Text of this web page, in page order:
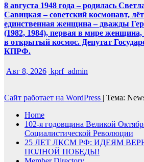
8 августа 1948 года – родилась
Савицкая – советский космонавт,
единственная женщина – дважды
(1982, 1984), первая в мире
в открытый космос. Депутат
КПРФ.
Авг 8, 2026 kprf_admin
Сайт работает на WordPress | Тема:
Home
102-я годовщина Великой
Социалистической Революции
25 ЛЕТ ЛКСМ РФ: ИДЕЯМ
ПОЛНОЙ ПОБЕДЫ!